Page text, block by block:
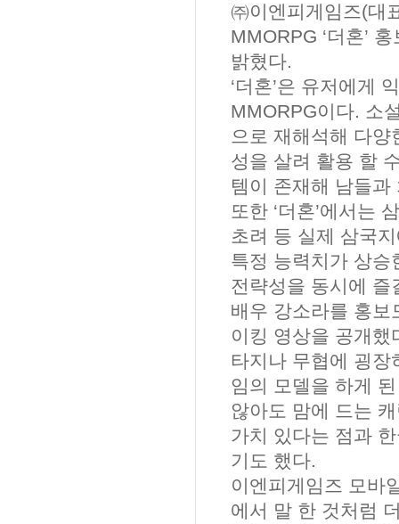
㈜이엔피게임즈(대
MMORPG ‘더혼’ 홍
밝혔다.
‘더혼’은 유저에게
MMORPG이다. 소
으로 재해석해 다양
성을 살려 활용 할
템이 존재해 남들
또한 ‘더혼’에서는
초려 등 실제 삼국
특정 능력치가 상승
전략성을 동시에 즐
배우 강소라를 홍보
이킹 영상을 공개했
타지나 무협에 굉
임의 모델을 하게
않아도 맘에 드는
가치 있다는 점과
기도 했다.
이엔피게임즈 모바
에서 말 한 것처럼